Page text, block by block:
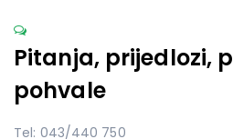
Pitanja, prijedlozi,
pohvale
Tel: 043/440 750